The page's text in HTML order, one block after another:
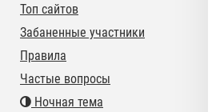
Топ сайтов
Забаненные участники
Правила
Частые вопросы
Ночная тема